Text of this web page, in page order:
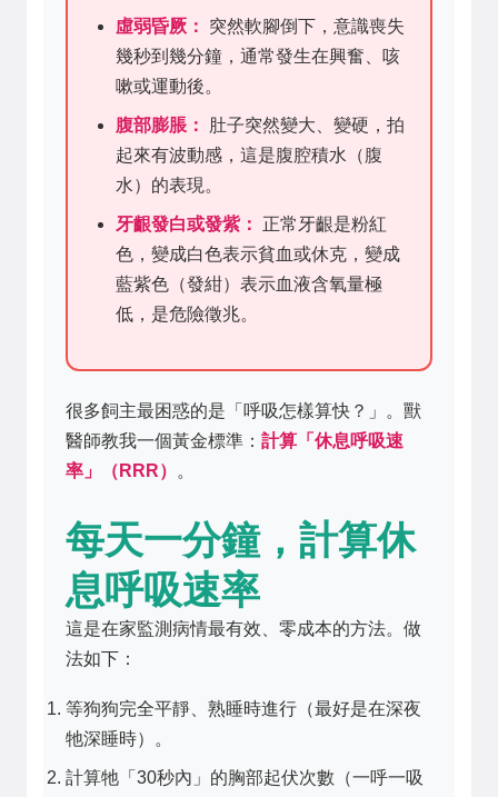
虛弱昏厥：
突然軟腳倒下，意識喪失
幾秒到幾分鐘，通常發生在興奮、咳
嗽或運動後。
腹部膨脹：
肚子突然變大、變硬，拍
起來有波動感，這是腹腔積水（腹
水）的表現。
牙齦發白或發紫：
正常牙齦是粉紅
色，變成白色表示貧血或休克，變成
藍紫色（發紺）表示血液含氧量極
低，是危險徵兆。
很多飼主最困惑的是「呼吸怎樣算快？」。獸
醫師教我一個黃金標準： 計算「休息呼吸速
率」（RRR）
。
每天一分鐘，計算休
息呼吸速率
這是在家監測病情最有效、零成本的方法。做
法如下：
等狗狗完全平靜、熟睡時進行（最好是在深夜
牠深睡時）。
計算牠「30秒內」的胸部起伏次數（一呼一吸